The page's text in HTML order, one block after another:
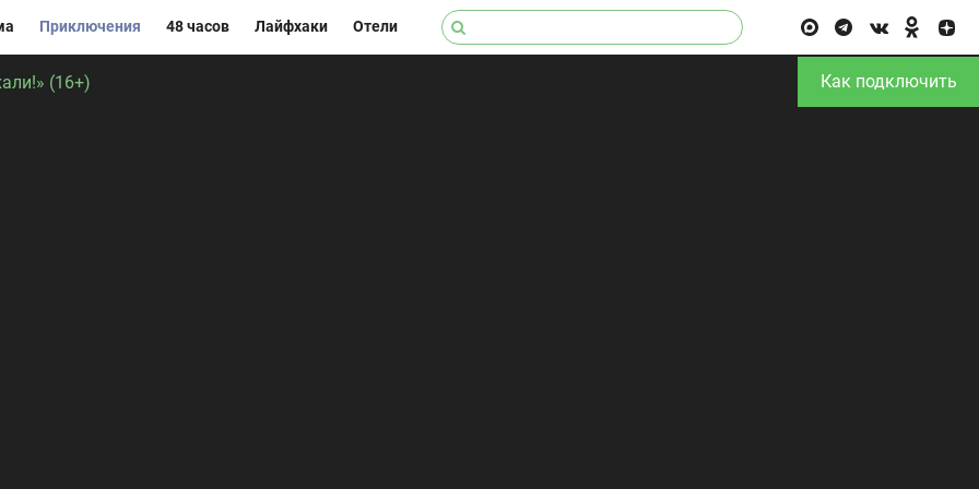
Приключения 48 часов Лайфхаки Отели
(16+) Как подключить